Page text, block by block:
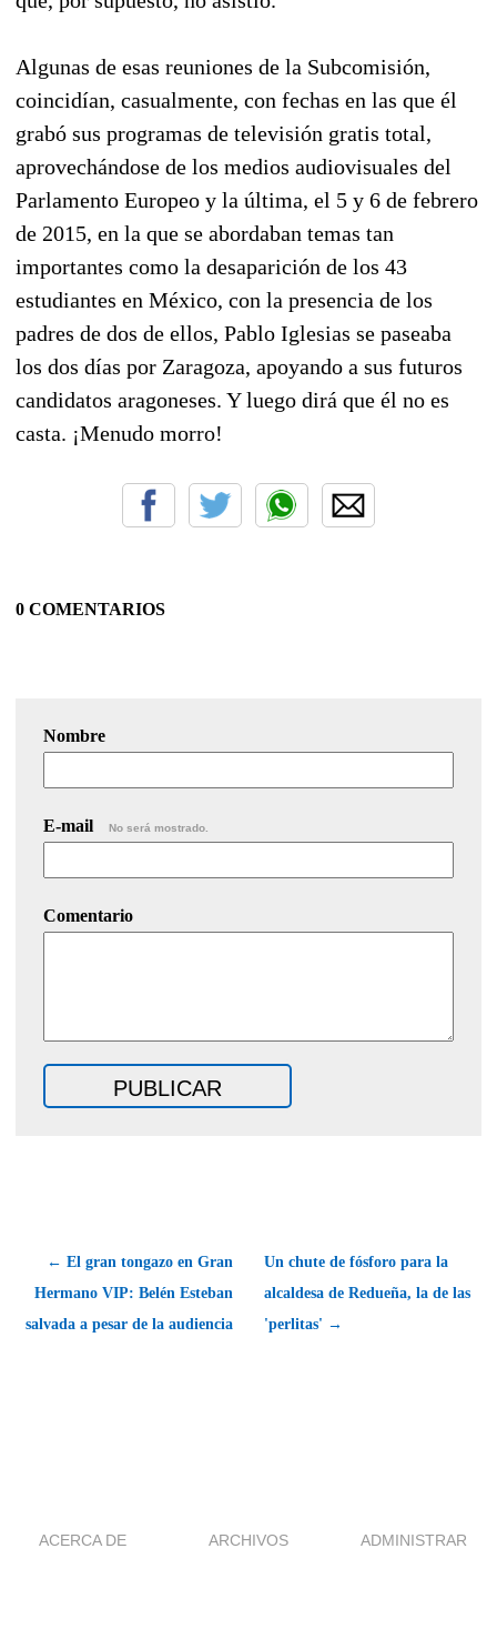
Algunas de esas reuniones de la Subcomisión,
coincidían, casualmente, con fechas en las que él
grabó sus programas de televisión gratis total,
aprovechándose de los medios audiovisuales del
Parlamento Europeo y la última, el 5 y 6 de febrero
de 2015, en la que se abordaban temas tan
importantes como la desaparición de los 43
estudiantes en México, con la presencia de los
padres de dos de ellos, Pablo Iglesias se paseaba
los dos días por Zaragoza, apoyando a sus futuros
candidatos aragoneses. Y luego dirá que él no es
casta. ¡Menudo morro!
0 COMENTARIOS
Nombre
E-mail No será mostrado.
Comentario
← El gran tongazo en Gran
Hermano VIP: Belén Esteban
salvada a pesar de la audiencia
Un chute de fósforo para la
alcaldesa de Redueña, la de las
'perlitas' →
ACERCA DE ARCHIVOS ADMINISTRAR